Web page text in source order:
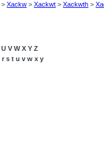
>Xackw >Xackwt >Xackwth >
U V W X Y Z
r s t u v w x y